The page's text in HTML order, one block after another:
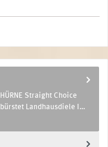
Straight Choice
Landhausdiele I…